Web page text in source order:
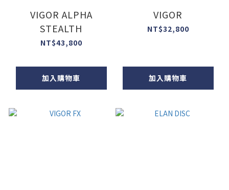
VIGOR ALPHA
STEALTH
NT$43,800
加入購物車
VIGOR
NT$32,800
加入購物車